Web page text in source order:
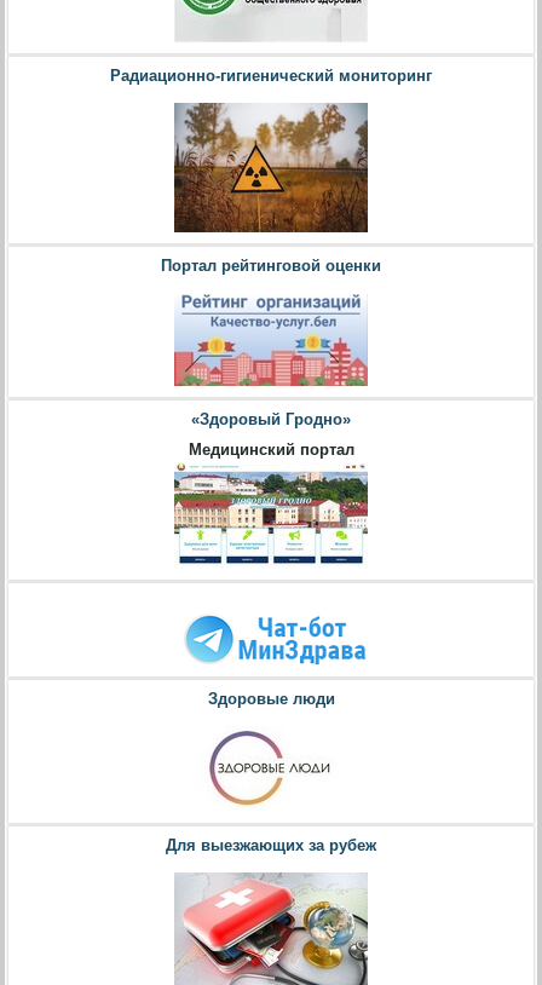
Радиационно-гигиенический мониторинг
Портал рейтинговой оценки
«Здоровый Гродно»
Медицинский портал
Здоровые люди
Для выезжающих за рубеж